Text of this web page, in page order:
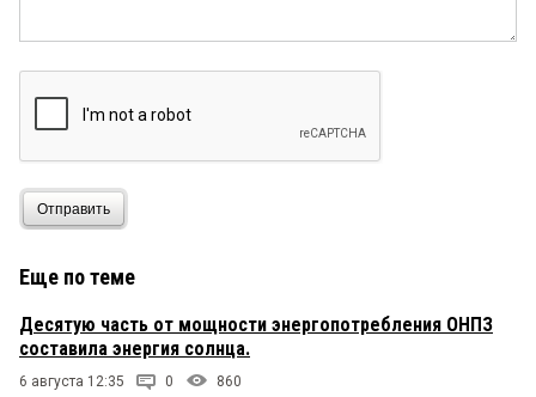
Отправить
Еще по теме
Десятую часть от мощности энергопотребления ОНПЗ
составила энергия солнца.
6 августа 12:35 0 860